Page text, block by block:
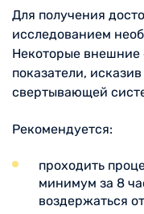
Для получения
исследованием
Некоторые внешние
показатели,
свертывающей
Рекомендуется:
проходить
минимум за 8
воздержаться